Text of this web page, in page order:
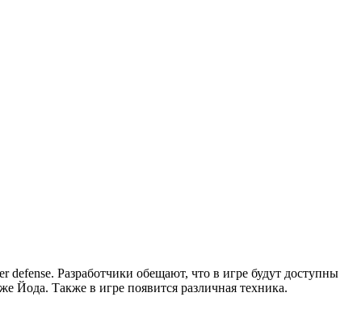
defense. Разработчики обещают, что в игре будут доступны
Йода. Также в игре появится различная техника.